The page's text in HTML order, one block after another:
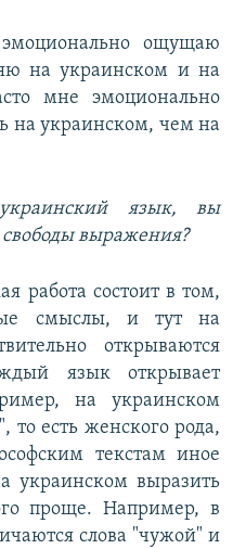
ощущаю
на украинском и на
мне эмоционально
на украинском, чем на
язык, вы
выражения?
работа состоит в том,
смыслы, и тут на
открываются
язык открывает
на украинском
то есть женского рода,
текстам иное
украинском выразить
проще. Например, в
слова "чужой" и